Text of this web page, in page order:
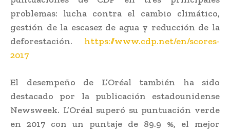
problemas: lucha contra el cambio climático,
gestión de la escasez de agua y reducción de la
deforestación. https://www.cdp.net/en/scores-
2017
El desempeño de L’Oréal también ha sido
destacado por la publicación estadounidense
Newsweek. L’Oréal superó su puntuación verde
en 2017 con un puntaje de 89.9 %, el mejor